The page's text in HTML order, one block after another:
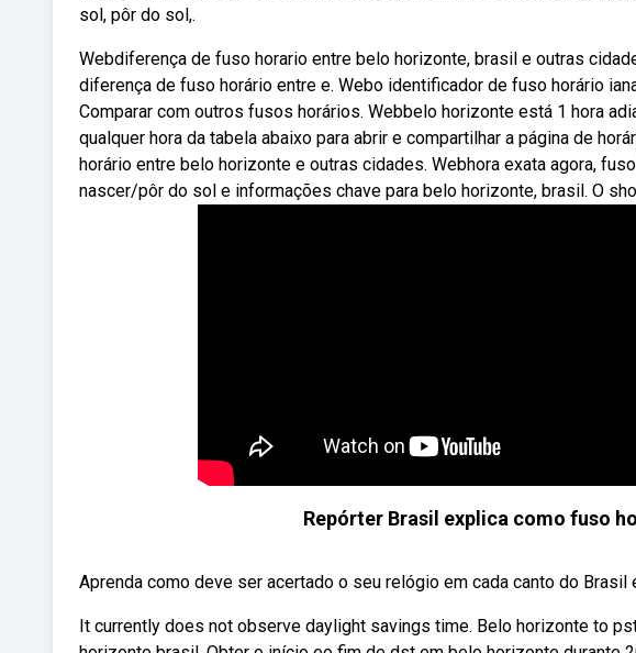
sol, pôr do sol,.
Webdiferença de fuso horario entre belo horizonte, brasil e outras
diferença de fuso horário entre e. Webo identificador de fuso horário
Comparar com outros fusos horários. Webbelo horizonte está 1 hora
qualquer hora da tabela abaixo para abrir e compartilhar a página de
horário entre belo horizonte e outras cidades. Webhora exata agora,
nascer/pôr do sol e informações chave para belo horizonte, brasil. O
Repórter Brasil explica como fuso
Aprenda como deve ser acertado o seu relógio em cada canto do Brasil
It currently does not observe daylight savings time. Belo horizonte to